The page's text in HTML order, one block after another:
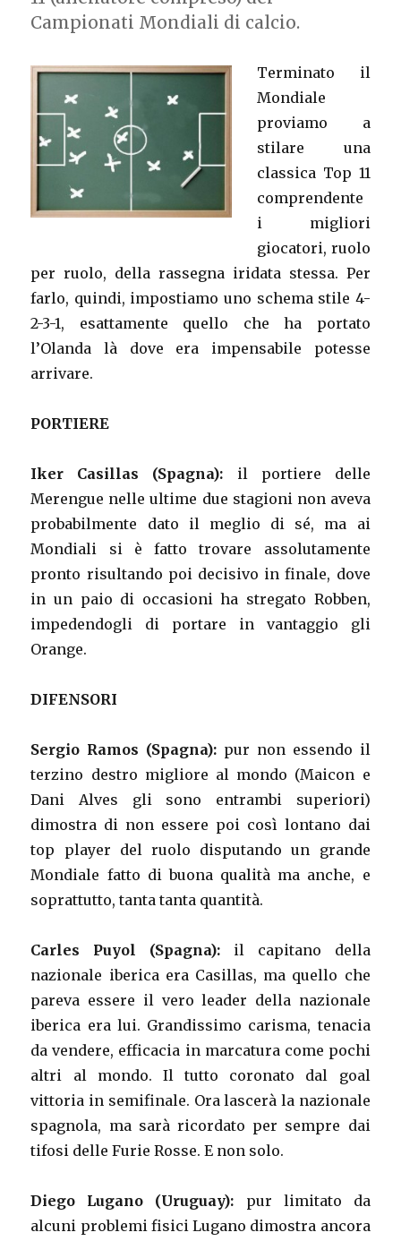
Campionati Mondiali di calcio.
Terminato il
Mondiale
proviamo a
stilare una
classica Top 11
comprendente
i migliori
giocatori, ruolo
per ruolo, della rassegna iridata stessa. Per
farlo, quindi, impostiamo uno schema stile 4-
2-3-1, esattamente quello che ha portato
l’Olanda là dove era impensabile potesse
arrivare.
PORTIERE
Iker Casillas (Spagna): il portiere delle
Merengue nelle ultime due stagioni non aveva
probabilmente dato il meglio di sé, ma ai
Mondiali si è fatto trovare assolutamente
pronto risultando poi decisivo in finale, dove
in un paio di occasioni ha stregato Robben,
impedendogli di portare in vantaggio gli
Orange.
DIFENSORI
Sergio Ramos (Spagna): pur non essendo il
terzino destro migliore al mondo (Maicon e
Dani Alves gli sono entrambi superiori)
dimostra di non essere poi così lontano dai
top player del ruolo disputando un grande
Mondiale fatto di buona qualità ma anche, e
soprattutto, tanta tanta quantità.
Carles Puyol (Spagna): il capitano della
nazionale iberica era Casillas, ma quello che
pareva essere il vero leader della nazionale
iberica era lui. Grandissimo carisma, tenacia
da vendere, efficacia in marcatura come pochi
altri al mondo. Il tutto coronato dal goal
vittoria in semifinale. Ora lascerà la nazionale
spagnola, ma sarà ricordato per sempre dai
tifosi delle Furie Rosse. E non solo.
Diego Lugano (Uruguay): pur limitato da
alcuni problemi fisici Lugano dimostra ancora